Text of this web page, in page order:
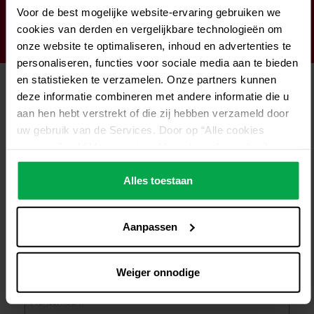
Voor de best mogelijke website-ervaring gebruiken we
cookies van derden en vergelijkbare technologieën om
onze website te optimaliseren, inhoud en advertenties te
personaliseren, functies voor sociale media aan te bieden
en statistieken te verzamelen. Onze partners kunnen
deze informatie combineren met andere informatie die u
aan hen hebt verstrekt of die zij hebben verzameld door
uw gebruik van de Services. Door op “Alle cookies
alle cookies, inclusief de gegevensverwerking en het
doorgeven ervan aan derden in overeenstemming met
onze gegevensbeschermingsverklaring. Dit omvat ook,
overeenstemming met artikel 49 (1) (a) AVG voor
gegevensverwerking buiten de EER, bijvoorbeeld in de
en inzet van dienstverleners, het hoge Europese niveau
Alles toestaan
Aanpassen
Weiger onnodige
ons op.
Contactformulier
Productinteresse*